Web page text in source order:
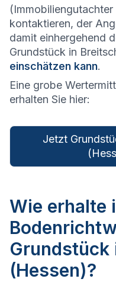
kontaktieren, der
damit einhergehend
Grundstück in
einschätzen kann.
Eine grobe
erhalten Sie hier:
Jetzt
Wie erhalte
Grundstück
(Hessen)?